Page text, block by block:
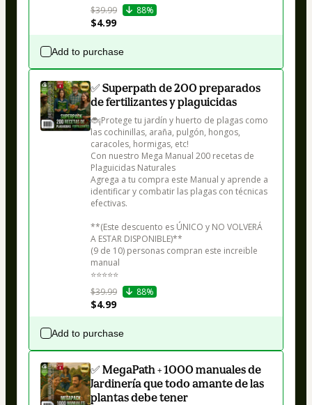
$39.99
88%
$4.99
Add to purchase
✅ Superpath de 200 preparados
de fertilizantes y plaguicidas
🐞¡Protege tu jardín y huerto de plagas como
las cochinillas, araña, pulgón, hongos,
caracoles, hormigas, etc!
Con nuestro Mega Manual 200 recetas de
Plaguicidas Naturales
Agrega a tu compra este Manual y aprende a
identificar y combatir las plagas con técnicas
efectivas.
**(Este descuento es ÚNICO y NO VOLVERÁ
A ESTAR DISPONIBLE)**
(9 de 10) personas compran este increible
manual
⭐⭐⭐⭐⭐
$39.99
88%
$4.99
Add to purchase
✅ MegaPath + 1000 manuales de
Jardinería que todo amante de las
plantas debe tener